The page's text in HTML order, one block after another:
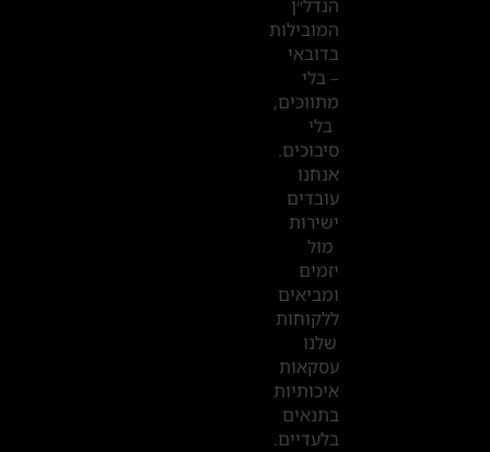
המשרדים
שלנו
בדובאי
הנדל״ן
המובילות
בדובאי
– בלי
מתווכים,
בלי
סיבוכים.
אנחנו
עובדים
ישירות
מול
יזמים
ומביאים
ללקוחות
שלנו
עסקאות
איכותיות
בתנאים
בלעדיים.